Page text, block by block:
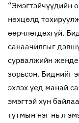
“Эмэгтэйчүүдийн
нөхцөлд
өөрчлөгдөхгүй.
санаачилгыг
сурвалжийн
зорьсон. Биднийг
эхлэх үед манай
эмэгтэй хүн
тутмын нэг нь л